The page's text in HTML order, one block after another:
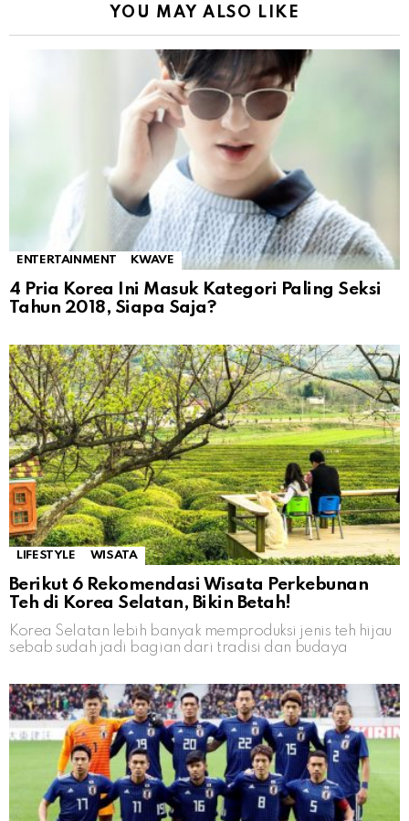
YOU MAY ALSO LIKE
ENTERTAINMENT KWAVE
4 Pria Korea Ini Masuk Kategori Paling Seksi
Tahun 2018, Siapa Saja?
LIFESTYLE WISATA
Berikut 6 Rekomendasi Wisata Perkebunan
Teh di Korea Selatan, Bikin Betah!
Korea Selatan lebih banyak memproduksi jenis teh hijau
sebab sudah jadi bagian dari tradisi dan budaya